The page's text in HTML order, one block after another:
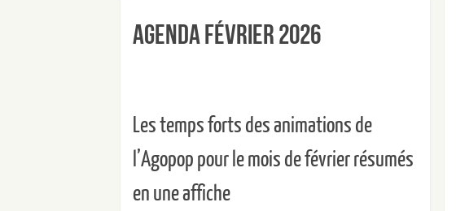
Agenda Février 2026
Les temps forts des animations de
l’Agopop pour le mois de février résumés
en une affiche